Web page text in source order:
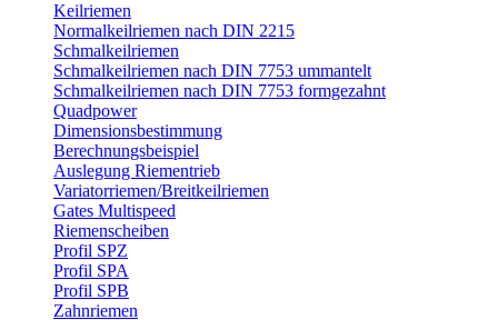
Keilriemen
Normalkeilriemen nach DIN 2215
Schmalkeilriemen
Schmalkeilriemen nach DIN 7753 ummantelt
Schmalkeilriemen nach DIN 7753 formgezahnt
Quadpower
Dimensionsbestimmung
Berechnungsbeispiel
Auslegung Riementrieb
Variatorriemen/Breitkeilriemen
Gates Multispeed
Riemenscheiben
Profil SPZ
Profil SPA
Profil SPB
Zahnriemen